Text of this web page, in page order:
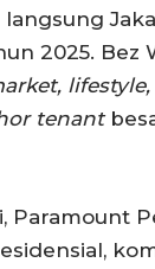
2025. Bez
tenant
Paramount